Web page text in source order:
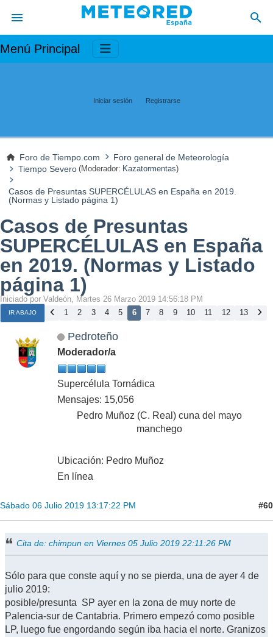
Menú Principal
Iniciar sesión Registrarse
Foro de Tiempo.com
Foro general de Meteorología
Tiempo Severo (Moderador: Kazatormentas)
Casos de Presuntas SUPERCÉLULAS en España en 2019.
(Normas y Listado página 1)
Casos de Presuntas
SUPERCÉLULAS en España
en 2019. (Normas y Listado
página 1)
Iniciado por Valdeón, Martes 26 Marzo 2019 14:56:18 PM
IR ABAJO 1 2 3 4 5 6 7 8 9 10 11 12 13
Pedroteño
Moderador/a
Supercélula Tornádica
Mensajes: 15,056
Pedro Muñoz (C. Real) cuna del mayo
manchego
Ubicación: Pedro Muñoz
En línea
Sábado 06 Julio 2019 13:17:22 PM #60
Cita de: chimpun en Viernes 05 Julio 2019 22:11:26 PM
Sólo para que conste aquí y no se pierda, una de ayer 4 de
julio 2019:
posible/presunta SP ayer en la zona de muy norte de
Palencia-sur de Cantabria. Primero empezó como posible
LP, luego fue engordando según iba hacia el norte. Granizos